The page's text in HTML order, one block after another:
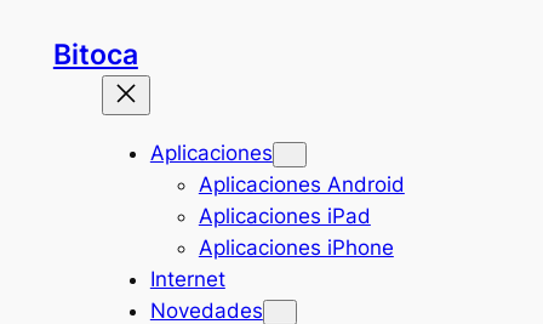
Bitoca
Aplicaciones
Aplicaciones Android
Aplicaciones iPad
Aplicaciones iPhone
Internet
Novedades